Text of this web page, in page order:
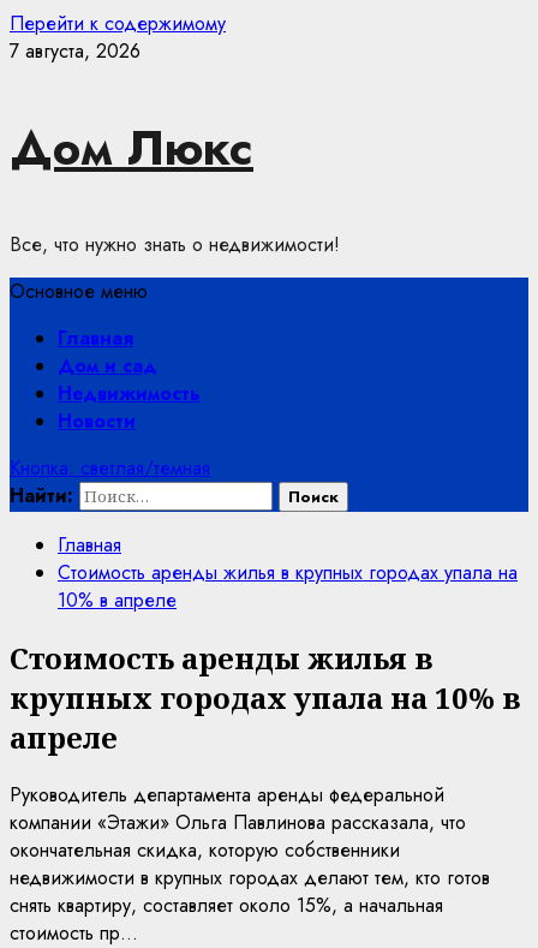
Перейти к содержимому
7 августа, 2026
Дом Люкс
Все, что нужно знать о недвижимости!
Основное меню
Главная
Дом и сад
Недвижимость
Новости
Кнопка: светлая/темная
Найти:
Главная
Стоимость аренды жилья в крупных городах упала на
10% в апреле
Стоимость аренды жилья в
крупных городах упала на 10% в
апреле
Руководитель департамента аренды федеральной
компании «Этажи» Ольга Павлинова рассказала, что
окончательная скидка, которую собственники
недвижимости в крупных городах делают тем, кто готов
снять квартиру, составляет около 15%, а начальная
стоимость пр...